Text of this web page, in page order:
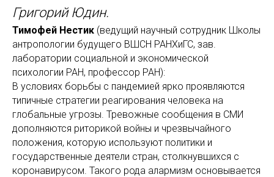
Григорий Юдин.
Тимофей Нестик (ведущий научный сотрудник Школы
антропологии будущего ВШСН РАНХиГС, зав.
лаборатории социальной и экономической
психологии РАН, профессор РАН):
В условиях борьбы с пандемией ярко проявляются
типичные стратегии реагирования человека на
глобальные угрозы. Тревожные сообщения в СМИ
дополняются риторикой войны и чрезвычайного
положения, которую используют политики и
государственные деятели стран, столкнувшихся с
коронавирусом. Такого рода алармизм основывается